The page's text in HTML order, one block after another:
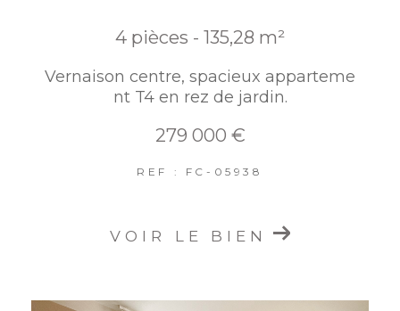
4 pièces - 135,28 m²
Vernaison centre, spacieux apparteme
nt T4 en rez de jardin.
279 000 €
REF : FC-05938
VOIR LE BIEN